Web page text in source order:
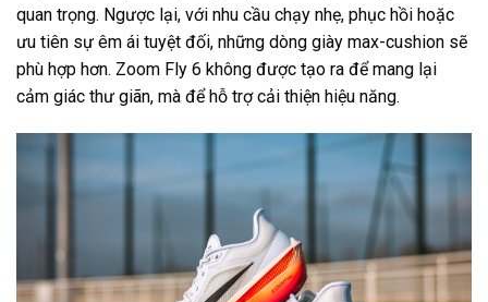
quan trọng. Ngược lại, với nhu cầu chạy nhẹ, phục hồi hoặc
ưu tiên sự êm ái tuyệt đối, những dòng giày max-cushion sẽ
phù hợp hơn. Zoom Fly 6 không được tạo ra để mang lại
cảm giác thư giãn, mà để hỗ trợ cải thiện hiệu năng.